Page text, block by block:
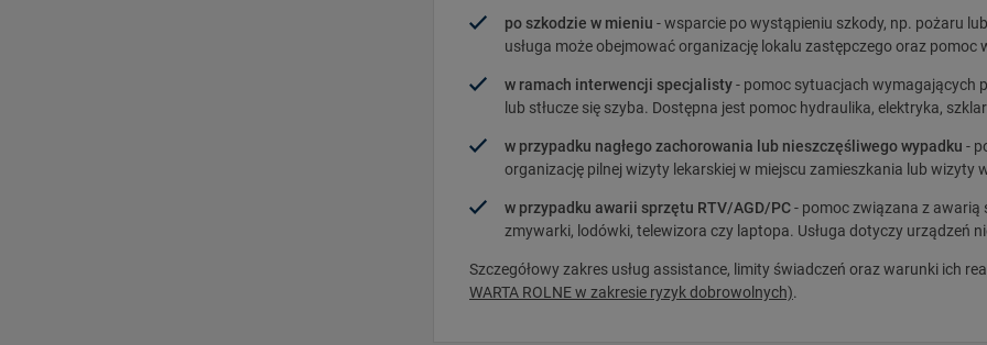
po szkodzie w mieniu - wsparcie po wystąpieniu szkody, np. pożaru
usługa może obejmować organizację lokalu zastępczego oraz pomoc
w ramach interwencji specjalisty- pomoc sytuacjach wymagających
lub stłucze się szyba. Dostępna jest pomoc hydraulika, elektryka,
w przypadku nagłego zachorowania lub nieszczęśliwego wypadku -
organizację pilnej wizyty lekarskiej w miejscu zamieszkania lub wizyty
w przypadku awarii sprzętu RTV/AGD/PC- pomoc związana z awarią
zmywarki, lodówki, telewizora czy laptopa. Usługa dotyczy urządzeń
Szczegółowy zakres usług assistance, limity świadczeń oraz warunki ich
WARTA ROLNE w zakresie ryzyk dobrowolnych).